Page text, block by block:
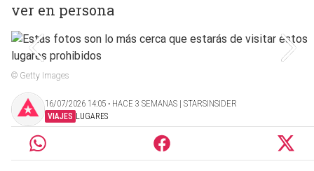
ver en persona
© Getty Images
16/07/2026 14:05 ‧ HACE 3 SEMANAS | STARSINSIDER
VIAJES LUGARES